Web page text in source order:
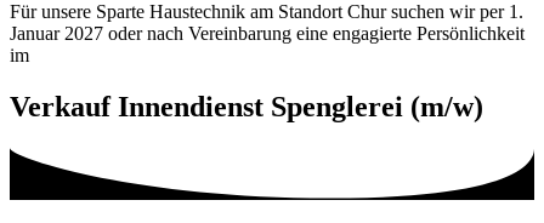
Für unsere Sparte Haustechnik am Standort Chur suchen wir per 1.
Januar 2027 oder nach Vereinbarung eine engagierte Persönlichkeit
im
Verkauf Innendienst Spenglerei (m/w)